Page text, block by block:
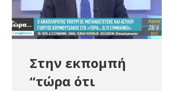
Στην εκπομπή
“τώρα ότι